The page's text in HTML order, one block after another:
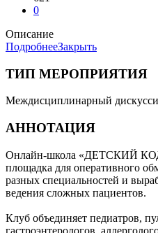
0
Описание
ПодробнееЗакрыть
ТИП МЕРОПРИЯТИЯ
Междисциплинарный
АННОТАЦИЯ
Онлайн-школа «ДЕТСКИЙ
площадка для оперативного
разных специальностей и
ведения сложных пациентов.
Клуб объединяет педиатров,
гастроэнтерологов,